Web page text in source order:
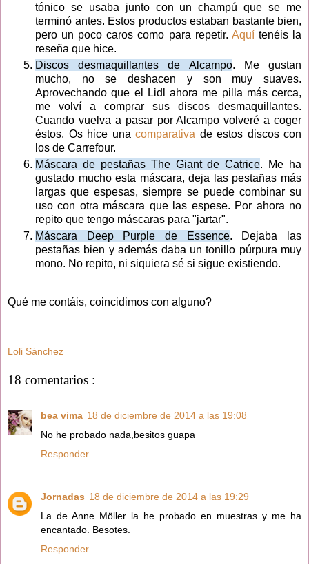
tónico se usaba junto con un champú que se me
terminó antes. Estos productos estaban bastante bien,
pero un poco caros como para repetir. Aquítenéis la
reseña que hice.
Discos desmaquillantes de Alcampo. Me gustan
mucho, no se deshacen y son muy suaves.
Aprovechando que el Lidl ahora me pilla más cerca,
me volví a comprar sus discos desmaquillantes.
Cuando vuelva a pasar por Alcampo volveré a coger
éstos. Os hice una comparativa de estos discos con
los de Carrefour.
Máscara de pestañas The Giant de Catrice. Me ha
gustado mucho esta máscara, deja las pestañas más
largas que espesas, siempre se puede combinar su
uso con otra máscara que las espese. Por ahora no
repito que tengo máscaras para "jartar".
Máscara Deep Purple de Essence. Dejaba las
pestañas bien y además daba un tonillo púrpura muy
mono. No repito, ni siquiera sé si sigue existiendo.
Qué me contáis, coincidimos con alguno?
Loli Sánchez
18 comentarios :
bea vima 18 de diciembre de 2014 a las 19:08
No he probado nada,besitos guapa
Responder
Jornadas 18 de diciembre de 2014 a las 19:29
La de Anne Möller la he probado en muestras y me ha
encantado. Besotes.
Responder